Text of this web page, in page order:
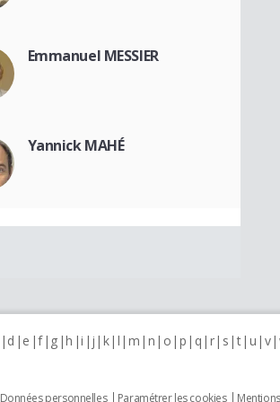
Emmanuel MESSIER
Yannick MAHÉ
d e f g h i j k l m n o p q r s t u v
Données personnelles Paramétrer les cookies